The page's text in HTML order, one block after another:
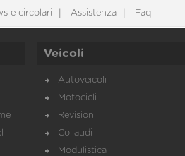
e circolari Assistenza Faq
Veicoli
Autoveicoli
Motocicli
Revisioni
Collaudi
Modulistica